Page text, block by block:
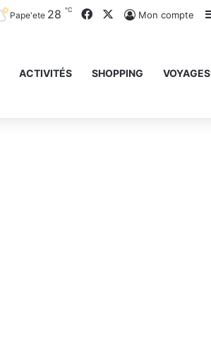
Pape'ete 28 ℃ FacebookMon compte
ACTIVITÉS SHOPPING VOYAGES